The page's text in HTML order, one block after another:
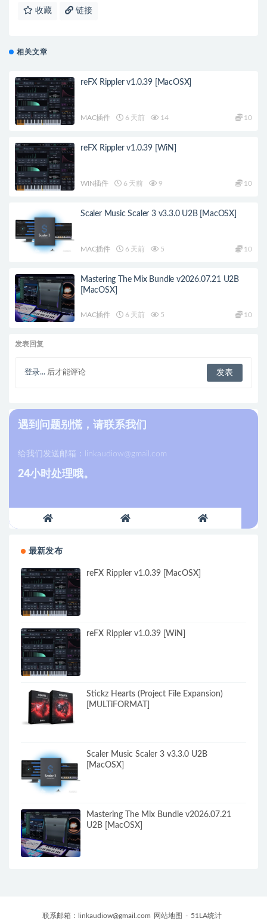
收藏 链接
相关文章
reFX Rippler v1.0.39 [MacOSX]
MAC插件 6 天前 14 10
reFX Rippler v1.0.39 [WiN]
WIN插件 6 天前 9 10
Scaler Music Scaler 3 v3.3.0 U2B [MacOSX]
MAC插件 6 天前 5 10
Mastering The Mix Bundle v2026.07.21 U2B
[MacOSX]
MAC插件 6 天前 5 10
发表回复
登录... 后才能评论
遇到问题别慌，请联系我们
给我们发送邮箱： linkaudiow@gmail.com
24小时处理哦。
最新发布
reFX Rippler v1.0.39 [MacOSX]
reFX Rippler v1.0.39 [WiN]
Stickz Hearts (Project File Expansion)
[MULTiFORMAT]
Scaler Music Scaler 3 v3.3.0 U2B
[MacOSX]
Mastering The Mix Bundle v2026.07.21
U2B [MacOSX]
联系邮箱： linkaudiow@gmail.com 网站地图 - 51LA统计